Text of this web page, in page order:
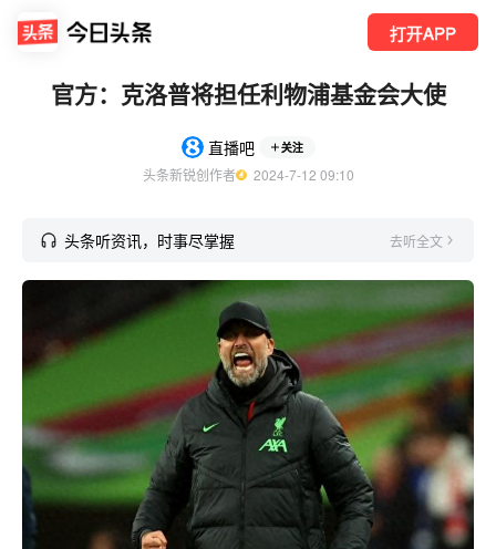
打开APP
官方：克洛普将担任利物浦基金会大使
直播吧 关注
头条新锐创作者
  2024-7-12 09:10
头条听资讯，时事尽掌握 去听全文